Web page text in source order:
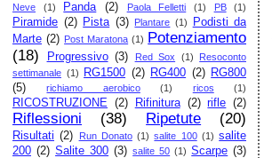
Neve (1) Panda (2) Paola Felletti (1) PB (1)
Piramide (2) Pista (3) Plantare (1)
Podisti da
Marte (2) Post Maratona (1) Potenziamento
(18)
Progressivo (3) Red Sox (1)
Resoconto
settimanale (1) RG1500 (2) RG400 (2) RG800
(5)
richiamo aerobico (1) ricos (1)
RICOSTRUZIONE (2) Rifinitura (2) rifle (2)
Riflessioni (38) Ripetute (20)
Risultati (2) Run Donato (1) salite 100 (1) salite
200 (2) Salite 300 (3) salite 50 (1) Scarpe (3)